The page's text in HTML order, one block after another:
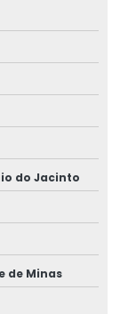
do Jacinto
de Minas